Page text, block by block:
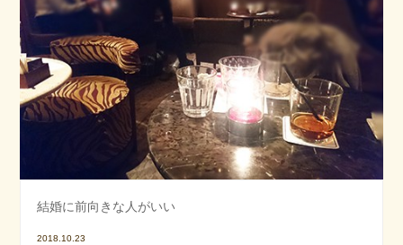
結婚に前向きな人がいい
2018.10.23